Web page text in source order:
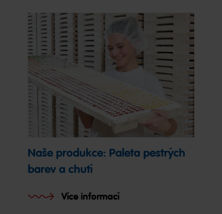
Naše produkce: Paleta pestrých
barev a chutí
Více informací